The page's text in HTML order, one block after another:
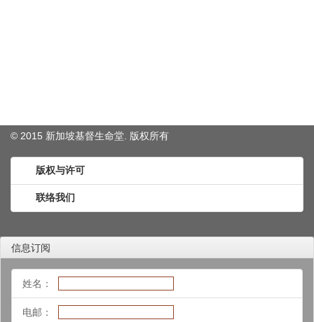
© 2015 新加坡基督生命堂. 版权所有
版权与许可
联络我们
信息订阅
姓名：
电邮：